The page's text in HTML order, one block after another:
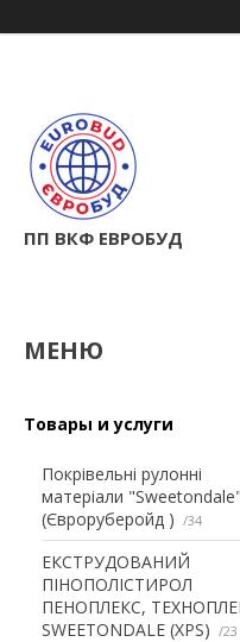
ПП ВКФ ЕВРОБУД
Товары и услуги
Покрівельні рулонні
матеріали "Sweetondale"
(Євроруберойд )
34
ЕКСТРУДОВАНИЙ
ПІНОПОЛІСТИРОЛ
ПЕНОПЛЕКС,
SWEETONDALE (XPS)
23